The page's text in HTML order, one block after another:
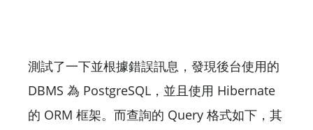
測試了一下並根據錯誤訊息，發現後台使用的
DBMS 為 PostgreSQL，並且使用 Hibernate
的 ORM 框架。而查詢的 Query 格式如下，其